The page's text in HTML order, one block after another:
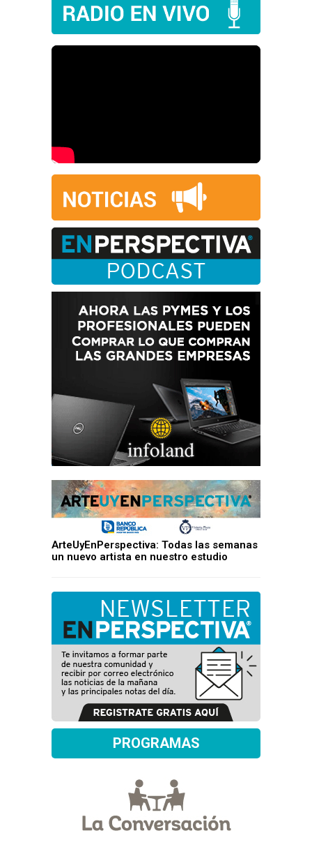
ArteUyEnPerspectiva: Todas las semanas
un nuevo artista en nuestro estudio
PROGRAMAS